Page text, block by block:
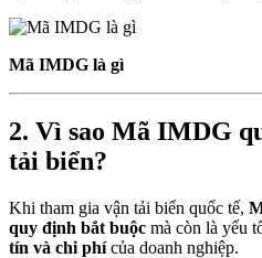
Mã IMDG là gì
2. Vì sao Mã IMDG
tải biển?
Khi tham gia vận tải biển quốc tế,
quy định bắt buộc mà còn là yếu
tín và chi phícủa doanh nghiệp.